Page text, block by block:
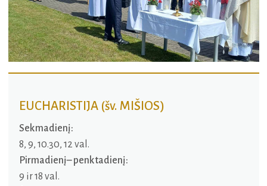
EUCHARISTIJA (šv. MIŠIOS)
Sekmadienį:
8, 9, 10.30, 12 val.
Pirmadienį– penktadienį:
9 ir 18 val.